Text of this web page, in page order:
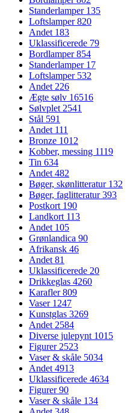
Standerlamper 135
Loftslamper820
Andet 183
Uklassificerede 79
Bordlamper854
Standerlamper 17
Loftslamper 532
Andet 226
Ægte sølv 16516
Sølvplet 2541
Stål 591
Andet 111
Bronze 1012
Kobber, messing 1119
Tin 634
Andet 482
Bøger, skønlitteratur 132
Bøger, faglitteratur393
Postkort 190
Landkort 113
Andet 105
Grønlandica 90
Afrikansk 46
Andet 81
Uklassificerede 20
Drikkeglas 4260
Karafler809
Vaser 1247
Kunstglas 3269
Andet 2584
Diverse julepynt 1015
Figurer 2523
Vaser & skåle 5034
Andet 4913
Uklassificerede 4634
Figurer90
Vaser & skåle 134